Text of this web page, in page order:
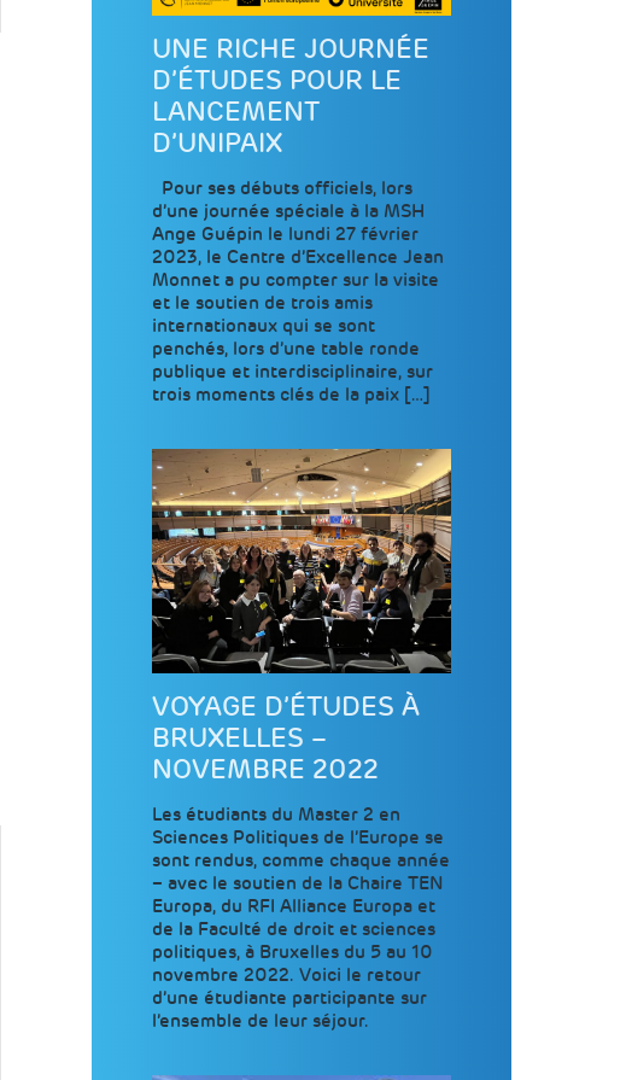
UNE RICHE JOURNÉE
D’ÉTUDES POUR LE
LANCEMENT
D’UNIPAIX
Pour ses débuts officiels, lors
d’une journée spéciale à la MSH
Ange Guépin le lundi 27 février
2023, le Centre d’Excellence Jean
Monnet a pu compter sur la visite
et le soutien de trois amis
internationaux qui se sont
penchés, lors d’une table ronde
publique et interdisciplinaire, sur
trois moments clés de la paix […]
VOYAGE D’ÉTUDES À
BRUXELLES –
NOVEMBRE 2022
Les étudiants du Master 2 en
Sciences Politiques de l’Europe se
sont rendus, comme chaque année
– avec le soutien de la Chaire TEN
Europa, du RFI Alliance Europa et
de la Faculté de droit et sciences
politiques, à Bruxelles du 5 au 10
novembre 2022. Voici le retour
d’une étudiante participante sur
l’ensemble de leur séjour.